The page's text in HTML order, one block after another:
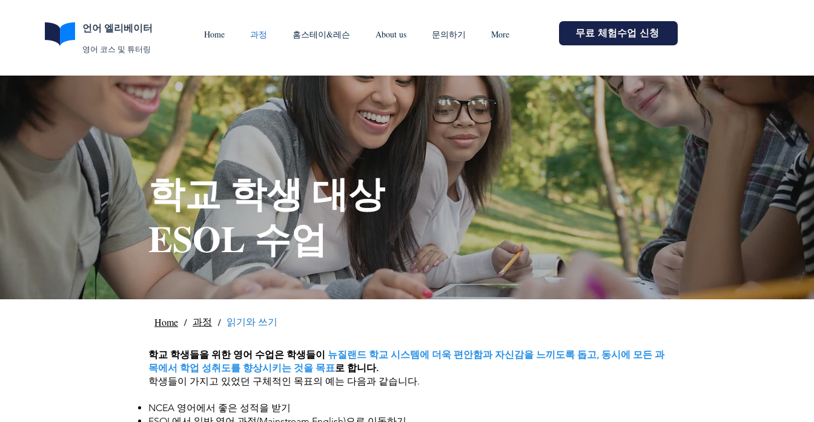
언어 엘리베이터
영어 코스 및 튜터링
Home 과정 홈스테이&레슨 About us 문의하기 More 무료 체험수업 신청
학교 학생 대상
ESOL 수업
Home / 과정 / 읽기와 쓰기
학교 학생들을 위한 영어 수업은 학생들이 뉴질랜드 학교 시스템에 더욱 편안함과 자신감을 느끼도록 돕고, 동시에 모든 과
목에서 학업 성취도를 향상시키는 것을 목표로 합니다.
학생들이 가지고 있었던 구체적인 목표의 예는 다음과 같습니다.
NCEA 영어에서 좋은 성적을 받기